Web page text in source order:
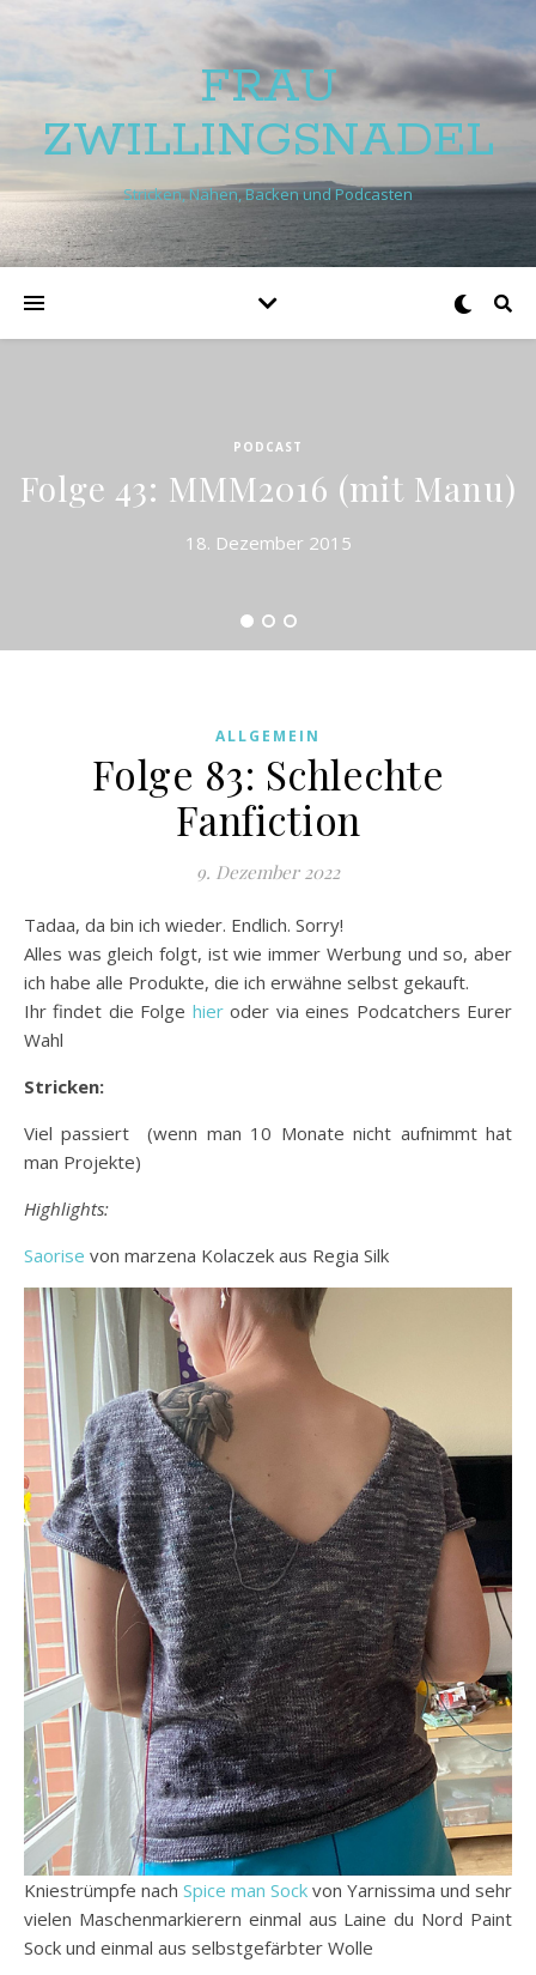
FRAU
ZWILLINGSNADEL
Stricken, Nähen, Backen und Podcasten
PODCAST
Folge 43: MMM2016 (mit Manu)
18. Dezember 2015
ALLGEMEIN
Folge 83: Schlechte
Fanfiction
9. Dezember 2022
Tadaa, da bin ich wieder. Endlich. Sorry!
Alles was gleich folgt, ist wie immer Werbung und so, aber
ich habe alle Produkte, die ich erwähne selbst gekauft.
Ihr findet die Folge hieroder via eines Podcatchers Eurer
Wahl
Stricken:
Viel passiert (wenn man 10 Monate nicht aufnimmt hat
man Projekte)
Highlights:
Saorise von marzena Kolaczek aus Regia Silk
Kniestrümpfe nach Spice man Sock von Yarnissima und sehr
vielen Maschenmarkierern einmal aus Laine du Nord Paint
Sock und einmal aus selbstgefärbter Wolle